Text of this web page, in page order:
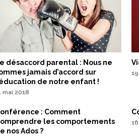
désaccord parental : Nous ne
jamais d’accord sur
de notre enfant !
mai 2018
: Comment
les comportements
nos Ados ?